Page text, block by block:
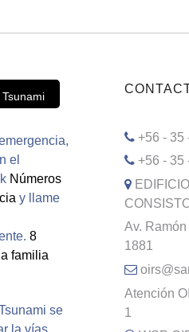
el
Números
y llame
8
familia
se
la vías
+56 - 35
+56 - 35
EDIFICIO
Av.
1881
Atención
1